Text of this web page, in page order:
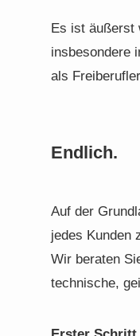
Es ist äußerst
insbesondere
als
Endlich.
Auf der
jedes Kunden
Wir beraten
technische,